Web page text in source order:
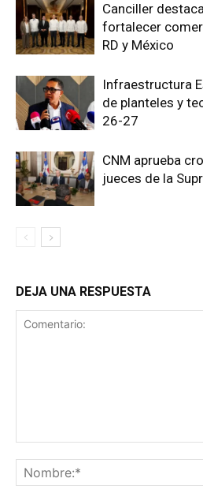
Canciller
fortalecer
RD y México
Infraestructura
de planteles y
26-27
CNM aprueba
jueces de la
DEJA UNA RESPUESTA